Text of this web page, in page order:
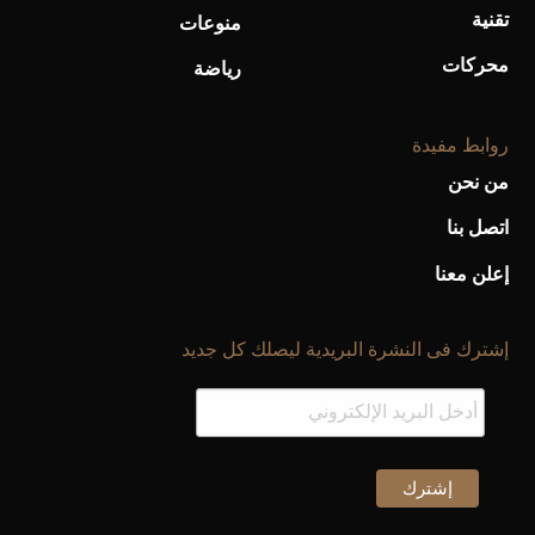
تقنية
محركات
منوعات
رياضة
روابط مفيدة
من نحن
اتصل بنا
إعلن معنا
إشترك فى النشرة البريدية ليصلك كل جديد